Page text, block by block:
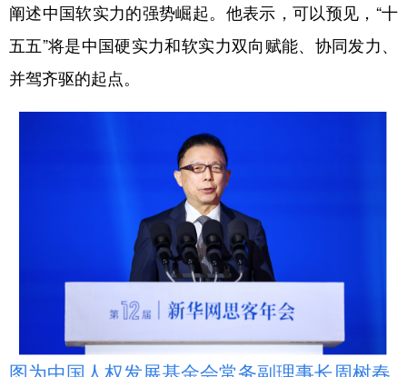
阐述中国软实力的强势崛起。他表示，可以预见，“十
五五”将是中国硬实力和软实力双向赋能、协同发力、
并驾齐驱的起点。